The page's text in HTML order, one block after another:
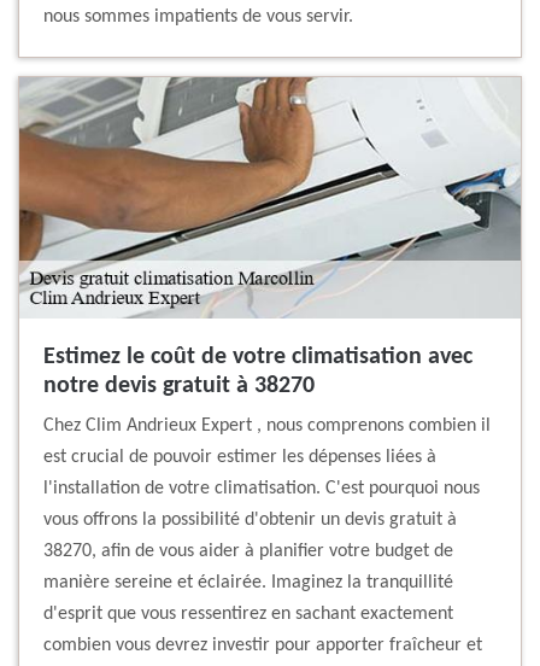
nous sommes impatients de vous servir.
Estimez le coût de votre climatisation avec
notre devis gratuit à 38270
Chez Clim Andrieux Expert , nous comprenons combien il
est crucial de pouvoir estimer les dépenses liées à
l'installation de votre climatisation. C'est pourquoi nous
vous offrons la possibilité d'obtenir un devis gratuit à
38270, afin de vous aider à planifier votre budget de
manière sereine et éclairée. Imaginez la tranquillité
d'esprit que vous ressentirez en sachant exactement
combien vous devrez investir pour apporter fraîcheur et